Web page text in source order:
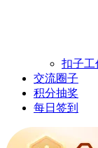
扣子工
交流圈子
积分抽奖
每日签到